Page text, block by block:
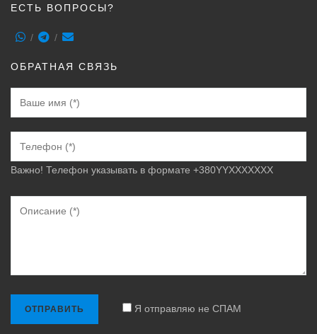
ЕСТЬ ВОПРОСЫ?
ОБРАТНАЯ СВЯЗЬ
Важно! Телефон указывать в формате +380YYXXXXXXX
Я отправляю не СПАМ